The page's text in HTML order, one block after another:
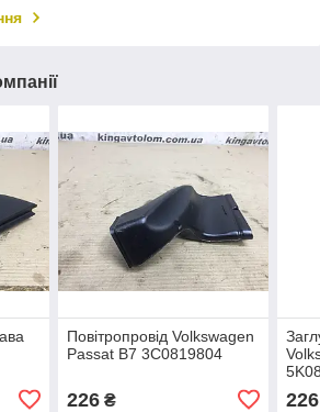
Повітропровід Volkswagen
Passat B7 3C0819804
226₴ 226